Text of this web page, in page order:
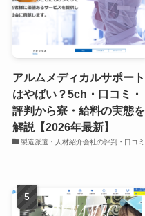
アルムメディカルサポート
はやばい？5ch・口コミ・
評判から寮・給料の実態を
解説【2026年最新】
製造派遣・人材紹介会社の評判・口コミ